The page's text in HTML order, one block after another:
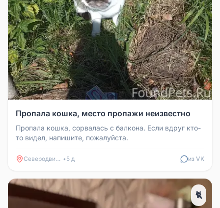
Пропала кошка, место пропажи неизвестно
Пропала кошка, сорвалась с балкона. Если вдруг кто-
то видел, напишите, пожалуйста.
Северодвинск • 5 д из VK
🐈